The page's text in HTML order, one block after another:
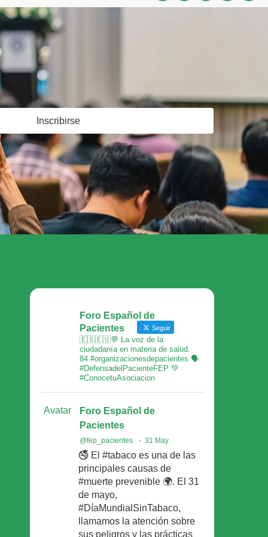
Inscribirse
Foro Español de
Pacientes
Seguir
🇪🇸🇪🇺💬 La voz de la
ciudadanía en materia de salud.
84 #organizacionesdepacientes 🗣
#DefensadelPacienteFEP 💚
#ConocetuAsociacion
Avatar
Foro Español de
Pacientes
@fep_pacientes · 31 May
🚭 El #tabaco es una de las
principales causas de
#muerte prevenible 🌍. El 31
de mayo,
#DíaMundialSinTabaco,
llamamos la atención sobre
sus peligros y las prácticas